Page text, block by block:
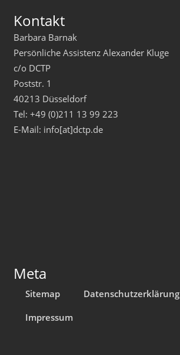
Kontakt
Barbara Barnak
Persönliche Assistenz Alexander Kluge
c/o DCTP
Poststr. 1
40213 Düsseldorf
Tel: +49 (0)211 13 99 223
E-Mail: info[at]dctp.de
Meta
Sitemap
Datenschutzerklärung
Impressum